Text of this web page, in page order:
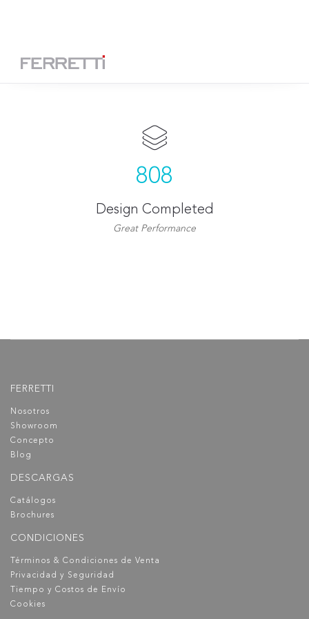
808
Design Completed
Great Performance
FERRETTI
Nosotros
Showroom
Concepto
Blog
DESCARGAS
Catálogos
Brochures
CONDICIONES
Términos & Condiciones de Venta
Privacidad y Seguridad
Tiempo y Costos de Envío
Cookies